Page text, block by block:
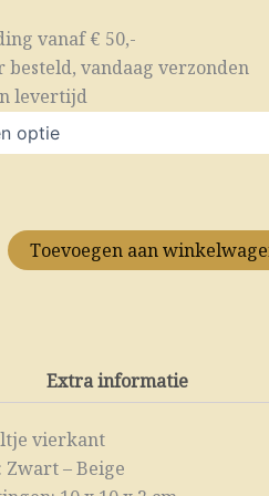
vanaf € 50,-
besteld, vandaag verzonden
levertijd
Toevoegen aan
Extra informatie
vierkant
Zwart – Beige